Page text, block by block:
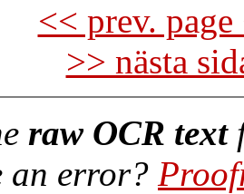
<< prev.
>> nästa
raw OCR text
an error?